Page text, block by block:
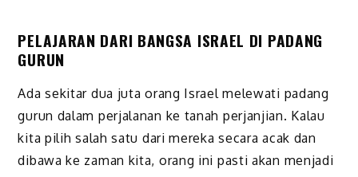
PELAJARAN DARI BANGSA ISRAEL DI PADANG
GURUN
Ada sekitar dua juta orang Israel melewati padang
gurun dalam perjalanan ke tanah perjanjian. Kalau
kita pilih salah satu dari mereka secara acak dan
dibawa ke zaman kita, orang ini pasti akan menjadi